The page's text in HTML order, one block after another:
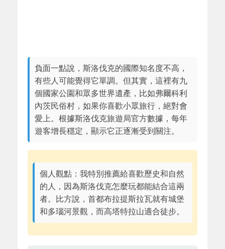
負面一點說，斯洛伐克的國際知名度不高，
有些人可能覺得它單調。但其實，這裡有九
個國家公園和眾多世界遺產，比如弗爾科利
內茨民俗村，如果你喜歡小眾旅行，絕對會
愛上。根據斯洛伐克旅遊局官方數據，每年
遊客增長穩定，顯示它正逐漸受到關注。
個人觀點：我特別推薦給喜歡歷史和自然
的人，因為斯洛伐克怎麼玩都能結合這兩
者。比方說，首都布拉提斯拉瓦就有城堡
和多瑙河景觀，而高塔特拉山適合徒步。